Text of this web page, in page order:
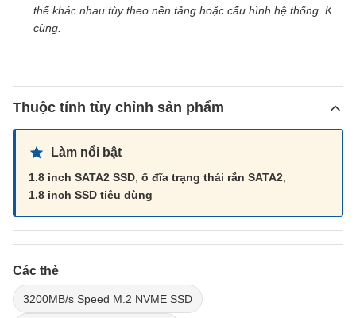
thể khác nhau tùy theo nền tảng hoặc cấu hình hệ thống.
cùng.
Thuộc tính tùy chỉnh sản phẩm
Làm nổi bật
1.8 inch SATA2 SSD ổ đĩa trạng thái rắn SATA2
1.8 inch SSD tiêu dùng
Các thẻ
3200MB/s Speed M.2 NVME SSD